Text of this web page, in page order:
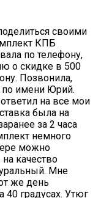
своими
КПБ
по телефону,
о скидке в 500
Позвонила,
по имени Юрий.
на все мои
была на
за 2 часа
немного
можно
качество
Мне
же день
40 градусах. Утюг